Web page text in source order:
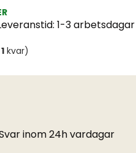
1-3 arbetsdagar
1 kvar)
inom 24h vardagar